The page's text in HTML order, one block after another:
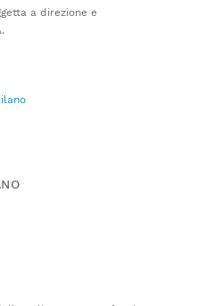
a direzione e